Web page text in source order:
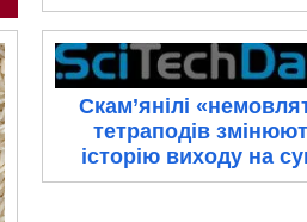
Скам’янілі
тетраподів
історію виходу на